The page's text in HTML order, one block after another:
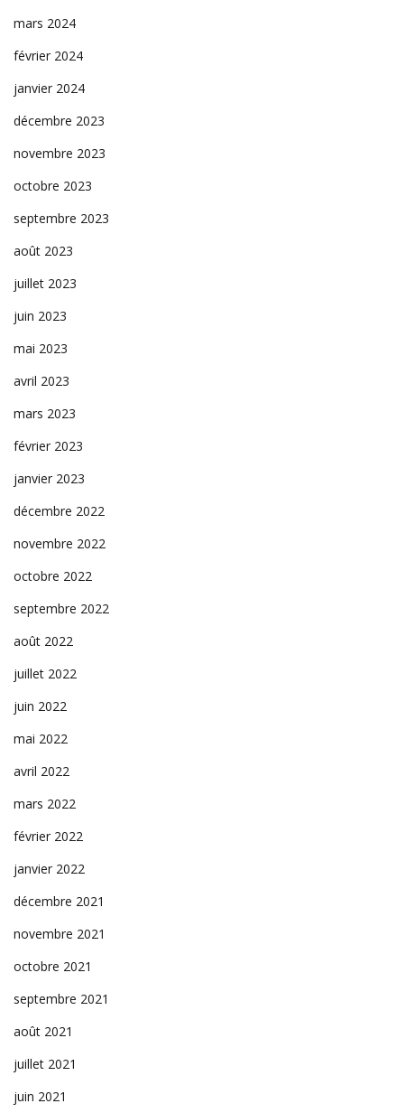
mars 2024
février 2024
janvier 2024
décembre 2023
novembre 2023
octobre 2023
septembre 2023
août 2023
juillet 2023
juin 2023
mai 2023
avril 2023
mars 2023
février 2023
janvier 2023
décembre 2022
novembre 2022
octobre 2022
septembre 2022
août 2022
juillet 2022
juin 2022
mai 2022
avril 2022
mars 2022
février 2022
janvier 2022
décembre 2021
novembre 2021
octobre 2021
septembre 2021
août 2021
juillet 2021
juin 2021